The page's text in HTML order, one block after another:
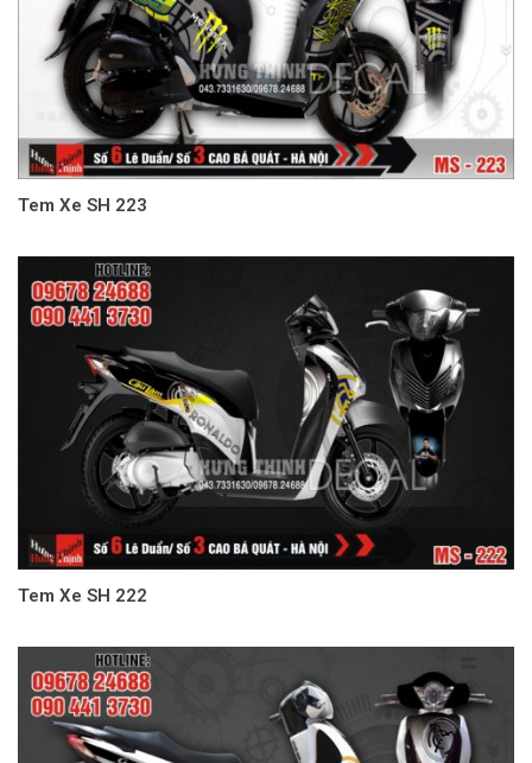
Tem Xe SH 223
Tem Xe SH 222